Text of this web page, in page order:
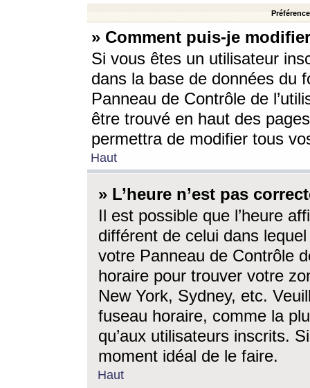
» Comment puis-je
Si vous êtes un utilisateur
dans la base de données du
Panneau de Contrôle de
être trouvé en haut des
permettra de modifier tous
Haut
» L’heure n’est pas
Il est possible que l’heure
différent de celui dans
votre Panneau de Contrôle
horaire pour trouver votre
New York, Sydney, etc.
fuseau horaire, comme la
qu’aux utilisateurs inscrits.
moment idéal de le faire.
Haut